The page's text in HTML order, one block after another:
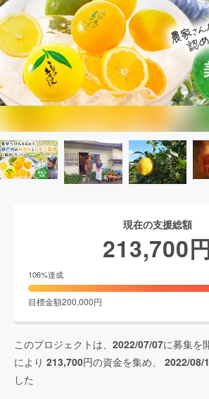
現在の支援総額
213,700
106%達成
目標金額200,000円
このプロジェクトは、 2022/07/07に募集を
により 213,700円の資金を集め、 2022/08/
した